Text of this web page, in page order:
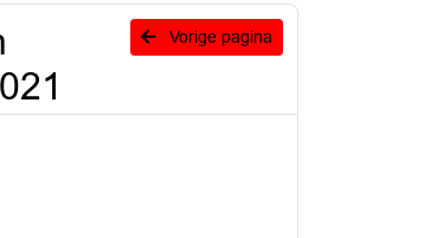
Vorige pagina